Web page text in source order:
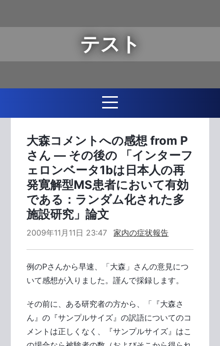
テスト
大森コメントへの感想 from P
さん ― その後の 「インターフ
ェロンベータ1bは日本人の再
発寛解型MS患者において有効
である：ランダム化された多
施設研究」論文
2009年11月11日 23:47 家内の症状報告
例のPさんから早速、「大森」さんの意見につ
いて感想が入りました。謹んで採録します。
その前に、ある研究者の方から、「『大森さ
ん』の『サンプルサイズ』の訳語についてのコ
メントは正しくなく、『サンプルサイズ』はこ